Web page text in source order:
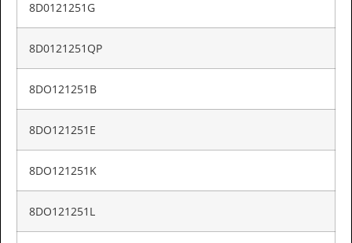
8D0121251G
8D0121251QP
8DO121251B
8DO121251E
8DO121251K
8DO121251L